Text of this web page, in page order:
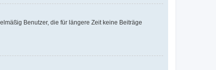
Benutzer, die für längere Zeit keine Beiträge